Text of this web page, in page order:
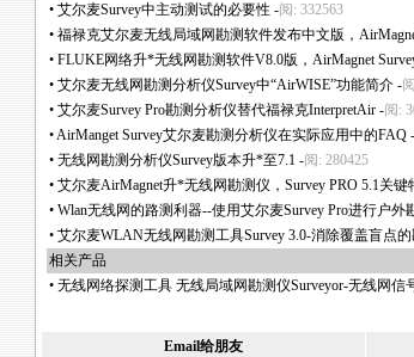
• 艾尔麦Survey中主动测试的必要性 -阅: 332563
• 福禄克艾尔麦无线局域网勘测软件发布中文版，
• FLUKE网络升*无线网勘测软件V8.0版，AirMagnet
• 艾尔麦无线网勘测分析仪Survey中“AirWISE”功能简介 -
• 艾尔麦Survey Pro勘测分析仪替代福禄克InterpretAir -阅:
•AirManget Survey艾尔麦勘测分析仪在实际应用中的FAQ -
• 无线网勘测分析仪Survey版本升*至7.1 -阅: 280425
• 艾尔麦AirMagnet升*无线网勘测仪，Survey PRO 5.1关键
• Wlan无线网的路测利器--使用艾尔麦Survey Pro进行户外
• 艾尔麦WLAN无线网勘测工具Survey 3.0-消除覆盖盲点
相关产品
• 无线网络探测工具 无线局域网勘测仪Surveyor-无线网信
Email给朋友